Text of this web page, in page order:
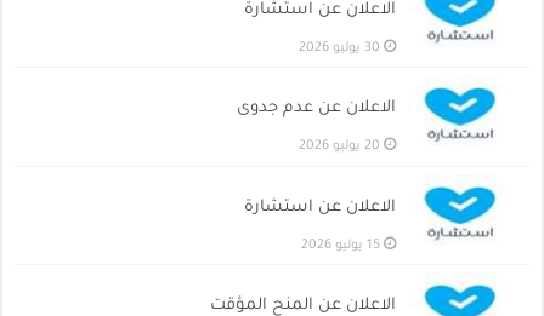
الاعلان عن استشارة
30 يوليو 2026
الاعلان عن عدم جدوى
20 يوليو 2026
الاعلان عن استشارة
15 يوليو 2026
الاعلان عن المنح المؤقت